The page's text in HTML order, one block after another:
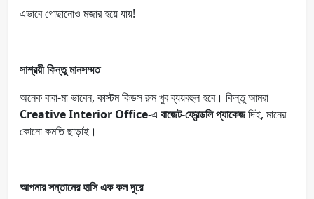
এভাবে গোছানোও মজার হয়ে যায়!
সাশ্রয়ী কিন্তু মানসম্মত
অনেক বাবা-মা ভাবেন, কাস্টম কিডস রুম খুব ব্যয়বহুল হবে। কিন্তু আমরা
Creative Interior Office-এ বাজেট-ফ্রেন্ডলি প্যাকেজদিই, মানের
কোনো কমতি ছাড়াই।
আপনার সন্তানের হাসি এক কল দূরে